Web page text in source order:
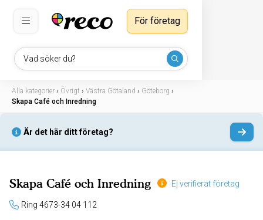
Vad söker du?
För företag
Alla kategorier › Övrigt › Västra Götaland › Göteborg ›
Skapa Café och Inredning
Är det här ditt företag?
Skapa Café och Inredning Ej verifierat företag
Ring 4673-34 04 112